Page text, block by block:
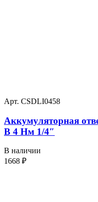
Арт. CSDLI0458
Аккумуляторная
В 4 Нм 1/4″
В наличии
1668 ₽